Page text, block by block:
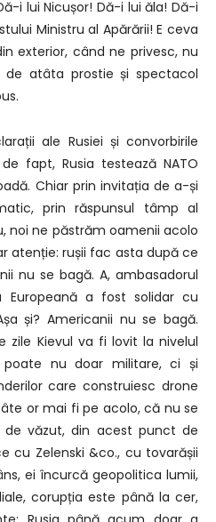
i lui Nicușor! Dă-i lui ăla! Dă-i
Ministru al Apărării! E ceva
exterior, când ne privesc, nu
atâta prostie și spectacol
ale Rusiei și convorbirile
fapt, Rusia testează NATO
Chiar prin invitația de a-și
prin răspunsul tâmp al
noi ne păstrăm oamenii acolo
atenție: rușii fac asta după ce
nu se bagă. A, ambasadorul
Europeană a fost solidar cu
și? Americanii nu se bagă.
zile Kievul va fi lovit la nivelul
poate nu doar militare, ci și
care construiesc drone
or mai fi pe acolo, că nu se
de văzut, din acest punct de
cu Zelenski &co., cu tovarășii
ei încurcă geopolitica lumii,
corupția este până la cer,